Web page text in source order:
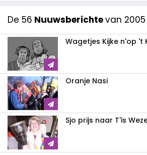
De 56 Nuuwsberichtevan 2005
Wagetjes Kijke n'op 't
Oranje Nasi
Sjo prijs naar T'is